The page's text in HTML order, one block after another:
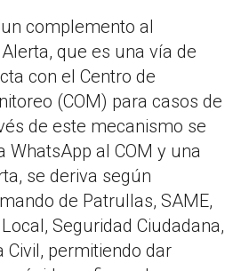
complemento al
que es una vía de
con el Centro de
(COM) para casos de
de este mecanismo se
WhatsApp al COM y una
se deriva según
de Patrullas, SAME,
Seguridad Ciudadana,
Civil, permitiendo dar